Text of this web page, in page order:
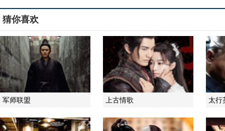
猜你喜欢
军师联盟 上古情歌 太行